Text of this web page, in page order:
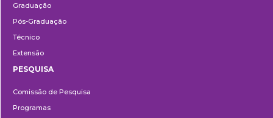
Graduação
Pós-Graduação
Técnico
Extensão
PESQUISA
Comissão de Pesquisa
Programas